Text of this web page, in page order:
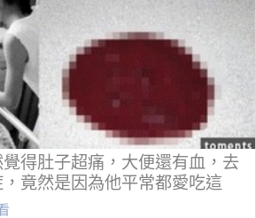
得肚子超痛，大便還有血，去
竟然是因為他平常都愛吃這